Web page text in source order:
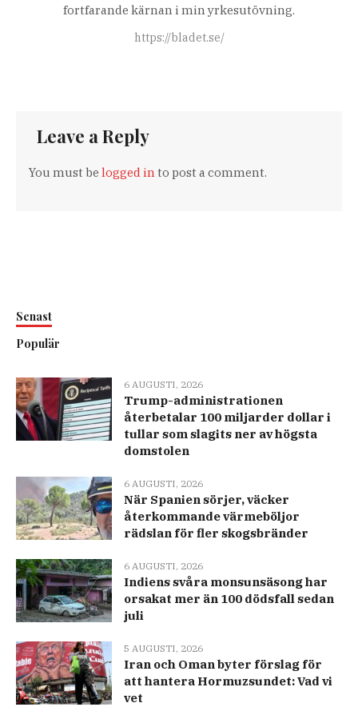
fortfarande kärnan i min yrkesutövning.
https://bladet.se/
Leave a Reply
You must belogged in to post a comment.
Senast
Populär
6 AUGUSTI, 2026
Trump-administrationen
återbetalar 100 miljarder dollar i
tullar som slagits ner av högsta
domstolen
6 AUGUSTI, 2026
När Spanien sörjer, väcker
återkommande värmeböljor
rädslan för fler skogsbränder
6 AUGUSTI, 2026
Indiens svåra monsunsäsong har
orsakat mer än 100 dödsfall sedan
juli
5 AUGUSTI, 2026
Iran och Oman byter förslag för
att hantera Hormuzsundet: Vad vi
vet